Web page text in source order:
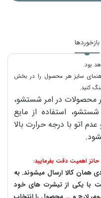
بازخوردها
بود.
سایز هر محصول را در بخش
کنید.
محصولات در امر شستشو،
استفاده از مایع
کمتر از ۳۰ درجه و عدم اتو با درجه حرارت بالا
اهمیت دقت بفرمایید:
همان کالا ارسال میشوند. به
با یکی از تیشرت های خود